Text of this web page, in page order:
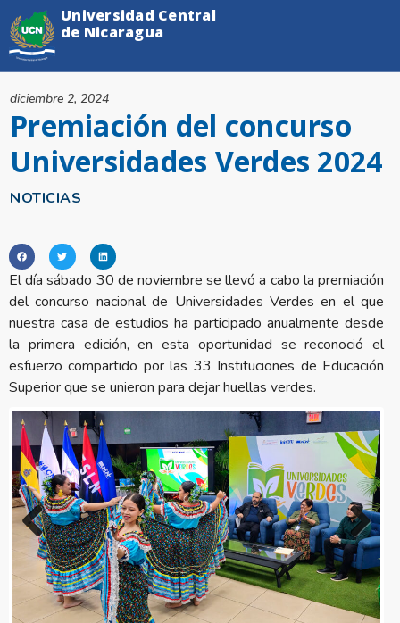
NOTICIAS
Premiación del concurso
Universidades Verdes 2024
diciembre 2, 2024
Universidad Central
de Nicaragua
El día sábado 30 de noviembre se llevó a cabo la premiación
del concurso nacional de Universidades Verdes en el que
nuestra casa de estudios ha participado anualmente desde
la primera edición, en esta oportunidad se reconoció el
esfuerzo compartido por las 33 Instituciones de Educación
Superior que se unieron para dejar huellas verdes.
Previous Next